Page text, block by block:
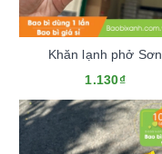
Khăn lạnh phở Sơn
1.130₫